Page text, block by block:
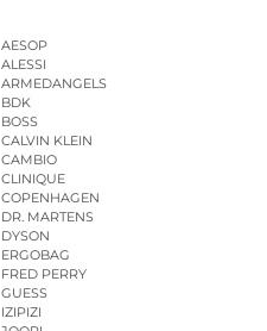
AESOP
ALESSI
ARMEDANGELS
BDK
BOSS
CALVIN KLEIN
CAMBIO
CLINIQUE
COPENHAGEN
DR. MARTENS
DYSON
ERGOBAG
FRED PERRY
GUESS
IZIPIZI